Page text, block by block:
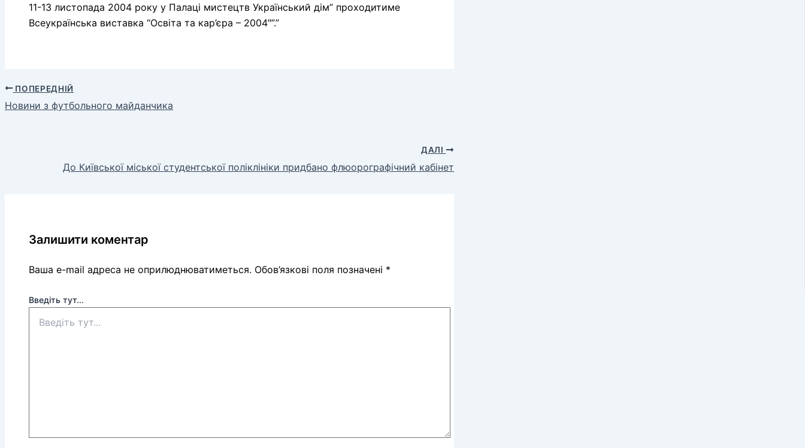
11-13 листопада 2004 року у Палаці мистецтв Український дім” проходитиме
Всеукраїнська виставка “Освіта та кар’єра – 2004″”.”
ПОПЕРЕДНІЙ
Новини з футбольного майданчика
ДАЛІ
До Київської міської студентської поліклініки придбано флюорографічний кабінет
Залишити коментар
Ваша e-mail адреса не оприлюднюватиметься. Обов’язкові поля позначені *
Введіть тут...